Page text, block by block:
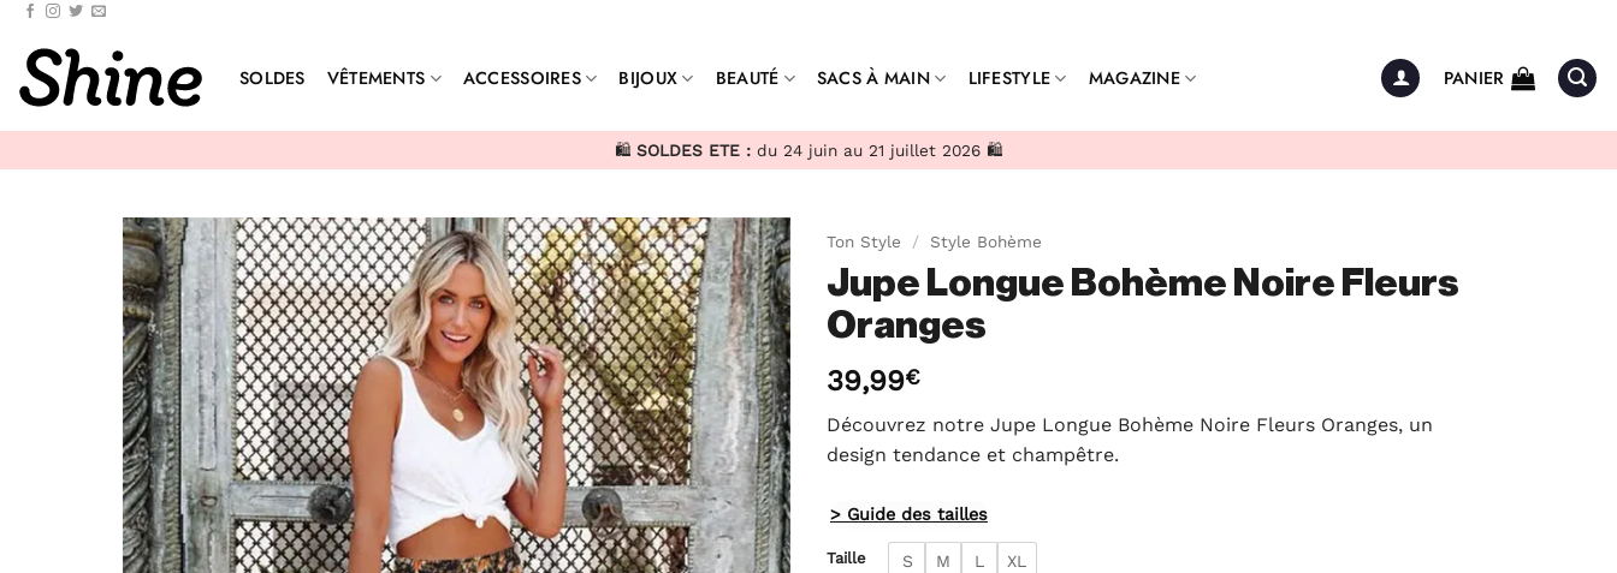
Passer
contenu
SOLDES VÊTEMENTS ACCESSOIRES BIJOUX BEAUTÉ SACS À MAIN LIFESTYLE MAGAZINE PANIER
🛍️ SOLDES ETE : du 24 juin au 21 juillet 2026 🛍️
Ton Style / Style Bohème
Jupe Longue Bohème Noire Fleurs
Oranges
39,99€
Découvrez notre Jupe Longue Bohème Noire Fleurs Oranges, un
design tendance et champêtre.
> Guide des tailles
Taille S M L XL